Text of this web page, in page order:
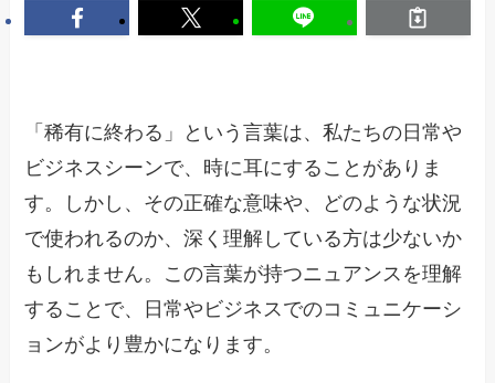
「稀有に終わる」という言葉は、私たちの日常や
ビジネスシーンで、時に耳にすることがありま
す。しかし、その正確な意味や、どのような状況
で使われるのか、深く理解している方は少ないか
もしれません。この言葉が持つニュアンスを理解
することで、日常やビジネスでのコミュニケーシ
ョンがより豊かになります。